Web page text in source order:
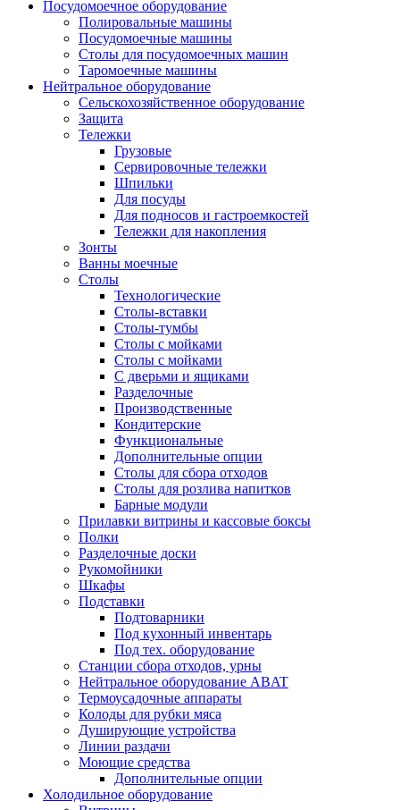
Посудомоечное оборудование
Полировальные машины
Посудомоечные машины
Столы для посудомоечных машин
Таромоечные машины
Нейтральное оборудование
Сельскохозяйственное оборудование
Защита
Тележки
Грузовые
Сервировочные тележки
Шпильки
Для посуды
Для подносов и гастроемкостей
Тележки для накопления
Зонты
Ванны моечные
Столы
Технологические
Столы-вставки
Столы-тумбы
Столы с мойками
Столы с мойками
С дверьми и ящиками
Разделочные
Производственные
Кондитерские
Функциональные
Дополнительные опции
Столы для сбора отходов
Столы для розлива напитков
Барные модули
Прилавки витрины и кассовые боксы
Полки
Разделочные доски
Рукомойники
Шкафы
Подставки
Подтоварники
Под кухонный инвентарь
Под тех. оборудование
Cтанции сбора отходов, урны
Нейтральное оборудование ABAT
Термоусадочные аппараты
Колоды для рубки мяса
Душирующие устройства
Линии раздачи
Моющие средства
Дополнительные опции
Холодильное оборудование